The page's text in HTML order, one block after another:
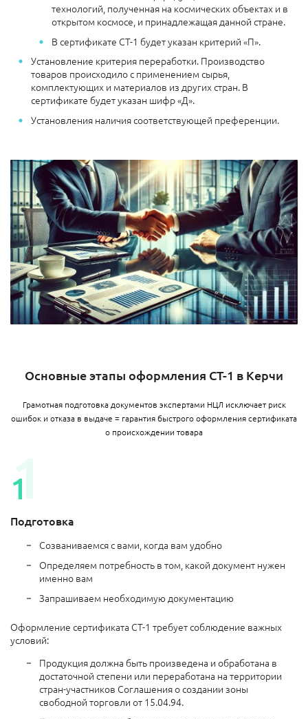
технологий, полученная на космических объектах и в
открытом космосе, и принадлежащая данной стране.
В сертификате СТ-1 будет указан критерий «П».
Установление критерия переработки. Производство
товаров происходило с применением сырья,
комплектующих и материалов из других стран. В
сертификате будет указан шифр «Д».
Установления наличия соответствующей преференции.
Основные этапы оформления СТ-1 в Керчи
Грамотная подготовка документов экспертами НЦЛ исключает риск
ошибок и отказа в выдаче = гарантия быстрого оформления сертификата
о происхождении товара
Подготовка
Созваниваемся с вами, когда вам удобно
Определяем потребность в том, какой документ нужен
именно вам
Запрашиваем необходимую документацию
Оформление сертификата СТ-1 требует соблюдение важных
условий:
Продукция должна быть произведена и обработана в
достаточной степени или переработана на территории
стран-участников Соглашения о создании зоны
свободной торговли от 15.04.94.